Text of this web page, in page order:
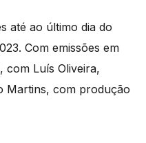
até ao último dia do
Com emissões em
com Luís Oliveira,
Martins, com produção